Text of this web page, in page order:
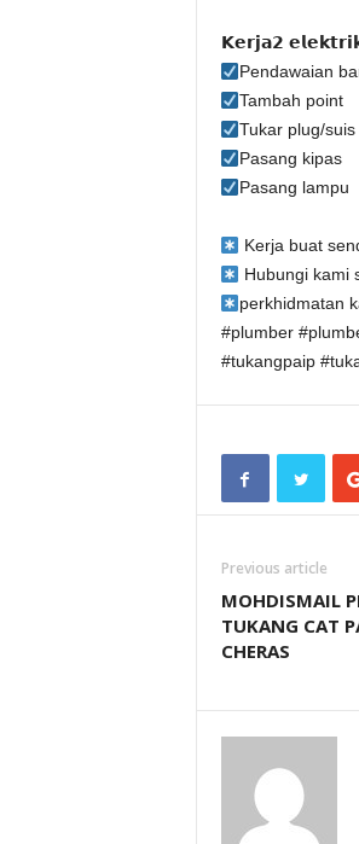
𝗞𝗲𝗿𝗷𝗮𝟮
Pendawaian
Tambah point
Tukar plug/suis
Pasang kipas
Pasang lampu
Kerja buat
Hubungi kami
perkhidmatan
#plumber
#tukangpaip
Previous article
MOHDISMAIL
TUKANG CAT
CHERAS